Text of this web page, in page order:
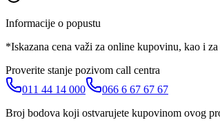
Informacije o popustu
*Iskazana cena važi za online kupovinu, kao i
Proverite stanje pozivom call centra
011 44 14 000
066 6 67 67 67
Broj bodova koji ostvarujete kupovinom ovog